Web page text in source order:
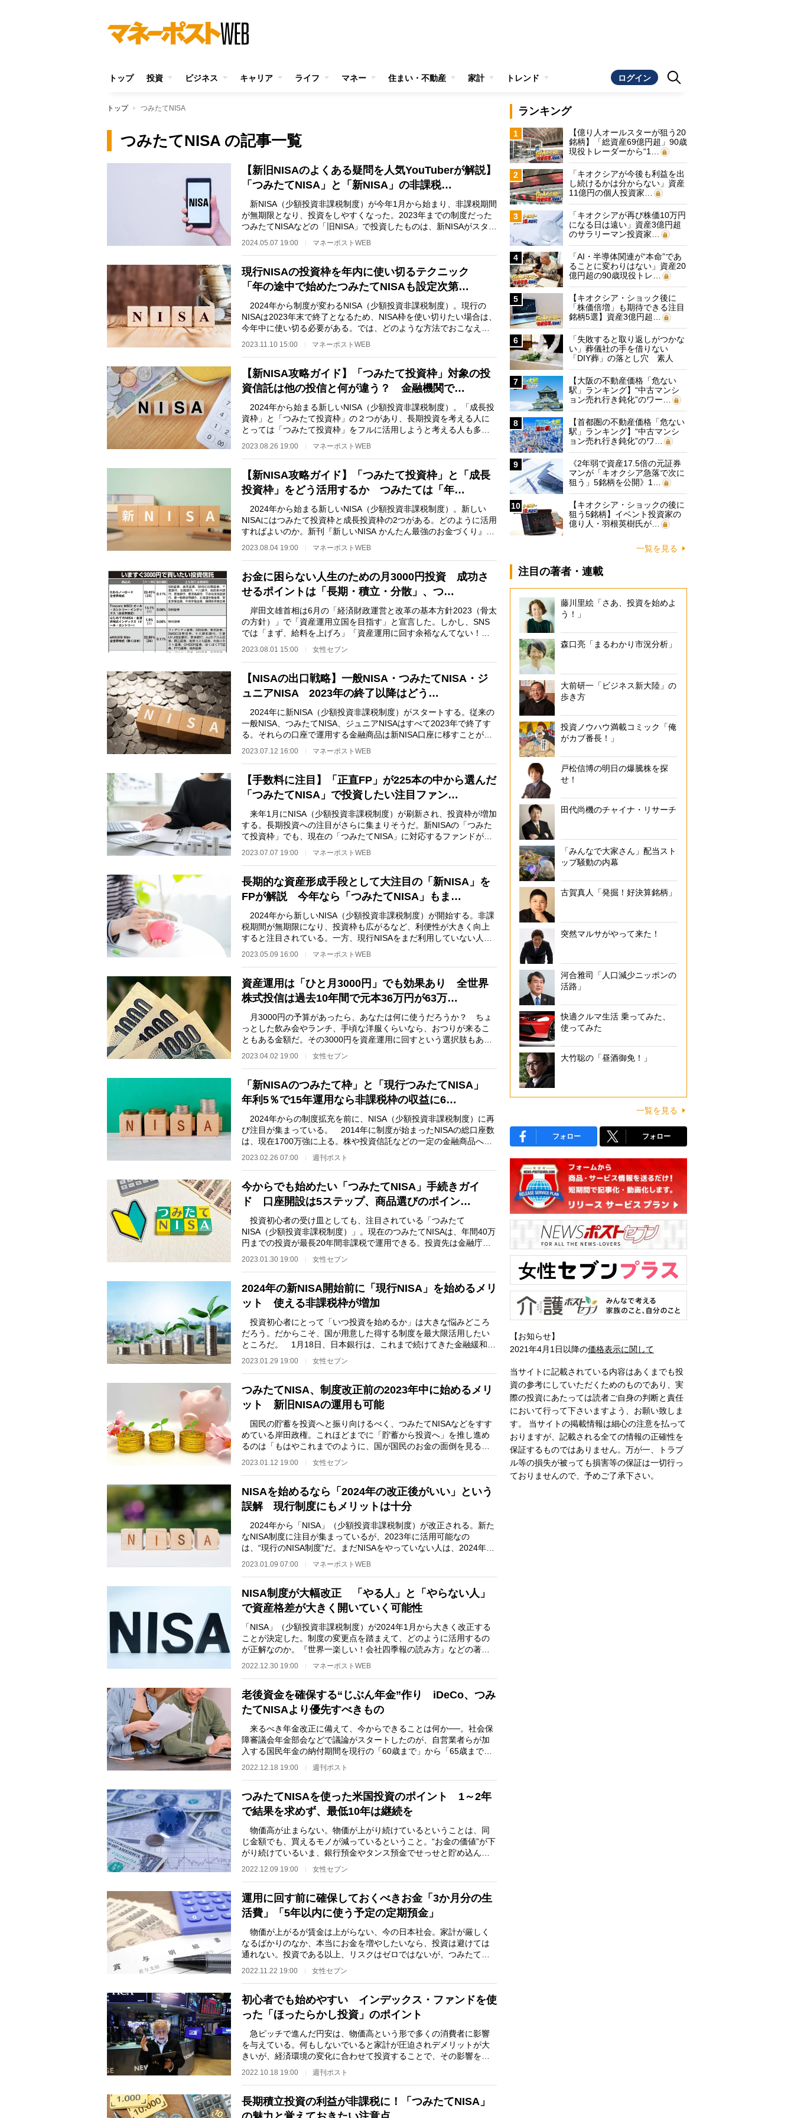
トップ 投資 ビジネス キャリア ライフ マネー 住まい・不動産 家計 トレンド ログイン
トップ つみたてNISA
つみたてNISA の記事一覧
【新旧NISAのよくある疑問を人気YouTuberが解説】
「つみたてNISA」と「新NISA」の非課税…
新NISA（少額投資非課税制度）が今年1月から始まり、非課税期間
が無期限となり、投資をしやすくなった。2023年までの制度だった
つみたてNISAなどの「旧NISA」で投資したものは、新NISAがスター
2024.05.07 19:00 マネーポストWEB
現行NISAの投資枠を年内に使い切るテクニック
「年の途中で始めたつみたてNISAも設定次第…
2024年から制度が変わるNISA（少額投資非課税制度）。現行の
NISAは2023年末で終了となるため、NISA枠を使い切りたい場合は、
今年中に使い切る必要がある。では、どのような方法でおこなえば
2023.11.10 15:00 マネーポストWEB
【新NISA攻略ガイド】「つみたて投資枠」対象の投
資信託は他の投信と何が違う？ 金融機関で…
2024年から始まる新しいNISA（少額投資非課税制度）。「成長投
資枠」と「つみたて投資枠」の２つがあり、長期投資を考える人に
とっては「つみたて投資枠」をフルに活用しようと考える人も多い
2023.08.26 19:00 マネーポストWEB
【新NISA攻略ガイド】「つみたて投資枠」と「成長
投資枠」をどう活用するか つみたては「年…
2024年から始まる新しいNISA（少額投資非課税制度）。新しい
NISAにはつみたて投資枠と成長投資枠の2つがある。どのように活用
すればよいのか。新刊『新しいNISA かんたん最強のお金づくり』が
2023.08.04 19:00 マネーポストWEB
お金に困らない人生のための月3000円投資 成功さ
せるポイントは「長期・積立・分散」、つ…
岸田文雄首相は6月の「経済財政運営と改革の基本方針2023（骨太
の方針）」で「資産運用立国を目指す」と宣言した。しかし、SNS
では「まず、給料を上げろ」「資産運用に回す余裕なんてない！」
と物価高に苦しむ声…
2023.08.01 15:00 女性セブン
【NISAの出口戦略】一般NISA・つみたてNISA・ジ
ュニアNISA 2023年の終了以降はどう…
2024年に新NISA（少額投資非課税制度）がスタートする。従来の
一般NISA、つみたてNISA、ジュニアNISAはすべて2023年で終了す
る。それらの口座で運用する金融商品は新NISA口座に移すことがで
2023.07.12 16:00 マネーポストWEB
【手数料に注目】「正直FP」が225本の中から選んだ
「つみたてNISA」で投資したい注目ファン…
来年1月にNISA（少額投資非課税制度）が刷新され、投資枠が増加
する。長期投資への注目がさらに集まりそうだ。新NISAの「つみた
て投資枠」でも、現在の「つみたてNISA」に対応するファンドが投
2023.07.07 19:00 マネーポストWEB
長期的な資産形成手段として大注目の「新NISA」を
FPが解説 今年なら「つみたてNISA」もま…
2024年から新しいNISA（少額投資非課税制度）が開始する。非課
税期間が無期限になり、投資枠も広がるなど、利便性が大きく向上
すると注目されている。一方、現行NISAをまだ利用していない人
2023.05.09 16:00 マネーポストWEB
資産運用は「ひと月3000円」でも効果あり 全世界
株式投信は過去10年間で元本36万円が63万…
月3000円の予算があったら、あなたは何に使うだろうか？ ちょ
っとした飲み会やランチ、手頃な洋服くらいなら、おつりが来るこ
ともある金額だ。その3000円を資産運用に回すという選択肢もあ
る、ファイナンシャル…
2023.04.02 19:00 女性セブン
「新NISAのつみたて枠」と「現行つみたてNISA」
年利5％で15年運用なら非課税枠の収益に6…
2024年からの制度拡充を前に、NISA（少額投資非課税制度）に再
び注目が集まっている。 2014年に制度が始まったNISAの総口座数
は、現在1700万強に上る。株や投資信託などの一定の金融商品への
投資で得た利益（配…
2023.02.26 07:00 週刊ポスト
今からでも始めたい「つみたてNISA」手続きガイ
ド 口座開設は5ステップ、商品選びのポイン…
投資初心者の受け皿としても、注目されている「つみたて
NISA（少額投資非課税制度）」。現在のつみたてNISAは、年間40万
円までの投資が最長20年間非課税で運用できる。投資先は金融庁が
厳選した手数料の低い投資…
2023.01.30 19:00 女性セブン
2024年の新NISA開始前に「現行NISA」を始めるメリ
ット 使える非課税枠が増加
投資初心者にとって「いつ投資を始めるか」は大きな悩みどころ
だろう。だからこそ、国が用意した得する制度を最大限活用したい
ところだ。 1月18日、日本銀行は、これまで続けてきた金融緩和政
策を「修正しない」…
2023.01.29 19:00 女性セブン
つみたてNISA、制度改正前の2023年中に始めるメリ
ット 新旧NISAの運用も可能
国民の貯蓄を投資へと振り向けるべく、つみたてNISAなどをすす
めている岸田政権。これほどまでに「貯蓄から投資へ」を推し進め
るのは「もはやこれまでのように、国が国民のお金の面倒を見るこ
とができなくなった…
2023.01.12 19:00 女性セブン
NISAを始めるなら「2024年の改正後がいい」という
誤解 現行制度にもメリットは十分
2024年から「NISA」（少額投資非課税制度）が改正される。新た
なNISA制度に注目が集まっているが、2023年に活用可能なの
は、“現行のNISA制度”だ。まだNISAをやっていない人は、2024年ま
で待ったほうがよいのか、…
2023.01.09 07:00 マネーポストWEB
NISA制度が大幅改正 「やる人」と「やらない人」
で資産格差が大きく開いていく可能性
「NISA」（少額投資非課税制度）が2024年1月から大きく改正する
ことが決定した。制度の変更点を踏まえて、どのように活用するの
が正解なのか。『世界一楽しい！会社四季報の読み方』などの著書
2022.12.30 19:00 マネーポストWEB
老後資金を確保する“じぶん年金”作り iDeCo、つみ
たてNISAより優先すべきもの
来るべき年金改正に備えて、今からできることは何か──。社会保
障審議会年金部会などで議論がスタートしたのが、自営業者らが加
入する国民年金の納付期間を現行の「60歳まで」から「65歳まで」
へと5年延長する案だ…
2022.12.18 19:00 週刊ポスト
つみたてNISAを使った米国投資のポイント 1～2年
で結果を求めず、最低10年は継続を
物価高が止まらない。物価が上がり続けているということは、同
じ金額でも、買えるモノが減っているということ。“お金の価値”が下
がり続けているいま、銀行預金やタンス預金でせっせと貯め込んだ
ところで、資産が…
2022.12.09 19:00 女性セブン
運用に回す前に確保しておくべきお金「3か月分の生
活費」「5年以内に使う予定の定期預金」
物価が上がるが賃金は上がらない、今の日本社会。家計が厳しく
なるばかりのなか、本当にお金を増やしたいなら、投資は避けては
通れない。投資である以上、リスクはゼロではないが、つみたて
NISAなどの非課税制度…
2022.11.22 19:00 女性セブン
初心者でも始めやすい インデックス・ファンドを使
った「ほったらかし投資」のポイント
急ピッチで進んだ円安は、物価高という形で多くの消費者に影響
を与えている。何もしないでいると家計が圧迫されデメリットが大
きいが、経済環境の変化に合わせて投資することで、その影響を和
らげられる可能性が…
2022.10.18 19:00 週刊ポスト
長期積立投資の利益が非課税に！「つみたてNISA」
ランキング
1
【億り人オールスターが狙う20
銘柄】「総資産69億円超」90歳
現役トレーダーから“1…
2
「キオクシアが今後も利益を出
し続けるかは分からない」資産
11億円の個人投資家…
3
「キオクシアが再び株価10万円
になる日は遠い」資産3億円超
のサラリーマン投資家…
4
「AI・半導体関連が“本命”であ
ることに変わりはない」資産20
億円超の90歳現役トレ…
5
【キオクシア・ショック後に
「株価倍増」も期待できる注目
銘柄5選】資産3億円超…
6
「失敗すると取り返しがつかな
い」葬儀社の手を借りない
「DIY葬」の落とし穴 素人
に…
7
【大阪の不動産価格「危ない
駅」ランキング】“中古マンシ
ョン売れ行き鈍化”のワー…
8
【首都圏の不動産価格「危ない
駅」ランキング】“中古マンシ
ョン売れ行き鈍化”のワ…
9
《2年弱で資産17.5倍の元証券
マンが「キオクシア急落で次に
狙う」5銘柄を公開》1…
10
【キオクシア・ショックの後に
狙う5銘柄】イベント投資家の
億り人・羽根英樹氏が…
一覧を見る
注目の著者・連載
藤川里絵「さあ、投資を始めよ
う！」
森口亮「まるわかり市況分析」
大前研一「ビジネス新大陸」の
歩き方
投資ノウハウ満載コミック「俺
がカブ番長！」
戸松信博の明日の爆騰株を探
せ！
田代尚機のチャイナ・リサーチ
「みんなで大家さん」配当スト
ップ騒動の内幕
古賀真人「発掘！好決算銘柄」
突然マルサがやって来た！
河合雅司「人口減少ニッポンの
活路」
快適クルマ生活 乗ってみた、
使ってみた
大竹聡の「昼酒御免！」
一覧を見る
フォロー フォロー
【お知らせ】
2021年4月1日以降の価格表示に関して
当サイトに記載されている内容はあくまでも投
資の参考にしていただくためのものであり、実
際の投資にあたっては読者ご自身の判断と責任
において行って下さいますよう、お願い致しま
す。 当サイトの掲載情報は細心の注意を払って
おりますが、記載される全ての情報の正確性を
保証するものではありません。万が一、トラブ
ル等の損失が被っても損害等の保証は一切行っ
ておりませんので、予めご了承下さい。